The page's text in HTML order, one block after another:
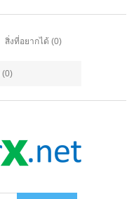
สิ่งที่อยากได้ (0)
(0)